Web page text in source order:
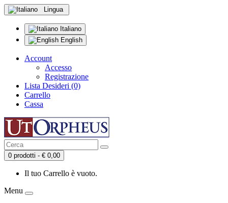
Lingua
Italiano
English
Account
Accesso
Registrazione
Lista Desideri (0)
Carrello
Cassa
0 prodotti - € 0,00
Il tuo Carrello è vuoto.
Menu